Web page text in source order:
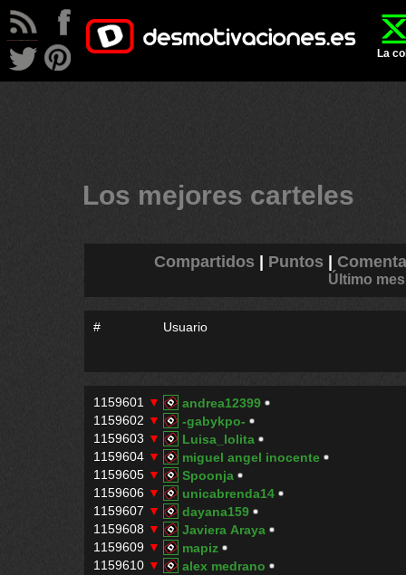
La
Los mejores carteles
Compartidos Puntos
Último mes
# Usuario
1159601 ▼
andrea12399
1159602 ▼
-gabykpo-
1159603 ▼
Luisa_lolita
1159604 ▼
miguel angel inocente
1159605 ▼
Spoonja
1159606 ▼
unicabrenda14
1159607 ▼
dayana159
1159608 ▼
Javiera Araya
1159609 ▼
mapiz
1159610 ▼
alex medrano